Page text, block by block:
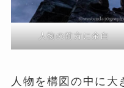
人物の前方に余白
人物を構図の中に